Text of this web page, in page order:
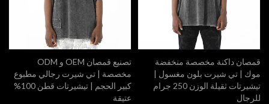
قمصان داكنة مخصصة منخفضة
موك | تي شيرت بلون مغسول |
تيشيرتات ثقيلة الوزن 250 جرام
للرجال
تصنيع قمصان OEM و ODM
مخصصة | تي شيرت رجالي مطبوع
كبير الحجم | تيشيرتات قطن 100%
عتيقة